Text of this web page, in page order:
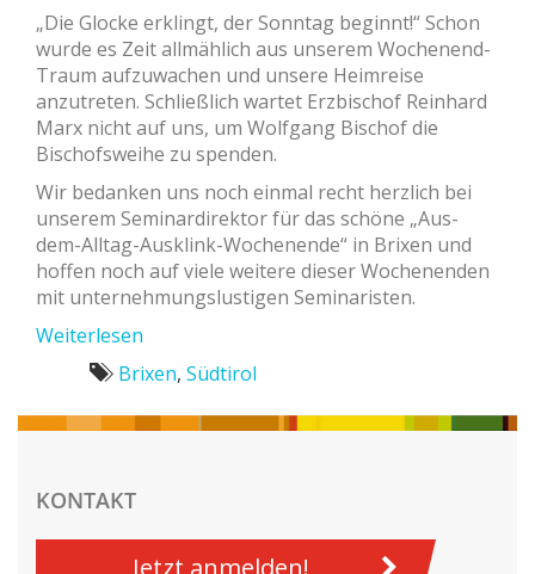
„Die Glocke erklingt, der Sonntag beginnt!“ Schon
wurde es Zeit allmählich aus unserem Wochenend-
Traum aufzuwachen und unsere Heimreise
anzutreten. Schließlich wartet Erzbischof Reinhard
Marx nicht auf uns, um Wolfgang Bischof die
Bischofsweihe zu spenden.
Wir bedanken uns noch einmal recht herzlich bei
unserem Seminardirektor für das schöne „Aus-
dem-Alltag-Ausklink-Wochenende“ in Brixen und
hoffen noch auf viele weitere dieser Wochenenden
mit unternehmungslustigen Seminaristen.
Weiterlesen
Brixen, Südtirol
KONTAKT